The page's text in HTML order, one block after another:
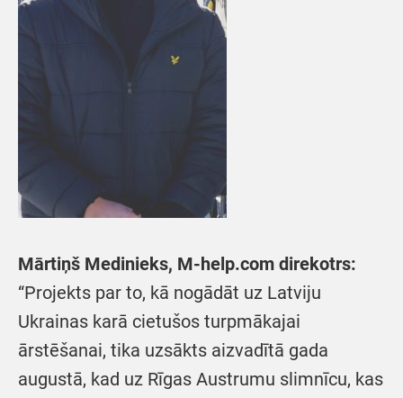
Mārtiņš Medinieks, M-help.com direkotrs:
“Projekts par to, kā nogādāt uz Latviju
Ukrainas karā cietušos turpmākajai
ārstēšanai, tika uzsākts aizvadītā gada
augustā, kad uz Rīgas Austrumu slimnīcu, kas